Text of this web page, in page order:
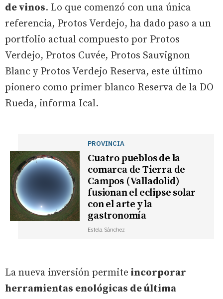
de vinos. Lo que comenzó con una única
referencia, Protos Verdejo, ha dado paso a un
portfolio actual compuesto por Protos
Verdejo, Protos Cuvée, Protos Sauvignon
Blanc y Protos Verdejo Reserva, este último
pionero como primer blanco Reserva de la DO
Rueda, informa Ical.
PROVINCIA
Cuatro pueblos de la
comarca de Tierra de
Campos (Valladolid)
fusionan el eclipse solar
con el arte y la
gastronomía
Estela Sánchez
La nueva inversión permite incorporar
herramientas enológicas de última